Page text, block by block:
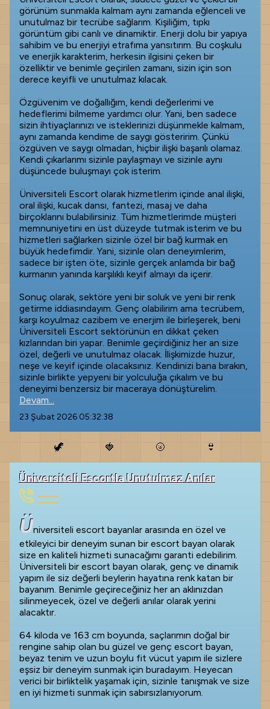
görünüm sunmakla kalmam aynı zamanda eğlenceli ve
unutulmaz bir tecrübe sağlarım. Kişiliğim, tıpkı
görüntüm gibi canlı ve dinamiktir. Enerji dolu bir yapıya
sahibim ve bu enerjiyi etrafıma yansıtırım. Bu coşkulu
ve enerjik karakterim, herkesin ilgisini çeken bir
özelliktir ve benimle geçirilen zamanı, sizin için son
derece keyifli ve unutulmaz kılacak.
Özgüvenim ve doğallığım, kendi değerlerimi ve
hedeflerimi bilmeme yardımcı olur. Yani, ben sadece
sizin ihtiyaçlarınızı ve isteklerinizi düşünmekle kalmam,
aynı zamanda kendime de saygı gösteririm. Çünkü
özgüven ve saygı olmadan, hiçbir ilişki başarılı olamaz.
Kendi çıkarlarımı sizinle paylaşmayı ve sizinle aynı
düşüncede buluşmayı çok isterim.
Üniversiteli Escort olarak hizmetlerim içinde anal ilişki,
oral ilişki, kucak dansı, fantezi, masaj ve daha
birçoklarını bulabilirsiniz. Tüm hizmetlerimde müşteri
memnuniyetini en üst düzeyde tutmak isterim ve bu
hizmetleri sağlarken sizinle özel bir bağ kurmak en
büyük hedefimdir. Yani, sizinle olan deneyimlerim,
sadece bir işten öte, sizinle gerçek anlamda bir bağ
kurmanın yanında karşılıklı keyif almayı da içerir.
Sonuç olarak, sektöre yeni bir soluk ve yeni bir renk
getirme iddiasındayım. Genç olabilirim ama tecrübem,
karşı koyulmaz cazibem ve enerjim ile birleşerek, beni
Üniversiteli Escort sektörünün en dikkat çeken
kızlarından biri yapar. Benimle geçirdiğiniz her an size
özel, değerli ve unutulmaz olacak. İlişkimizde huzur,
neşe ve keyif içinde olacaksınız. Kendinizi bana bırakın,
sizinle birlikte yepyeni bir yolculuğa çıkalım ve bu
deneyimi benzersiz bir maceraya dönüştürelim.
Devam...
23 Şubat 2026 05:32:38
🦖 🍓 🌝 👙
Üniversiteli Escortla Unutulmaz Anılar
----
Üniversiteli escort bayanlar arasında en özel ve
etkileyici bir deneyim sunan bir escort bayan olarak
size en kaliteli hizmeti sunacağımı garanti edebilirim.
Üniversiteli bir escort bayan olarak, genç ve dinamik
yapım ile siz değerli beylerin hayatına renk katan bir
bayanım. Benimle geçireceğiniz her an aklınızdan
silinmeyecek, özel ve değerli anılar olarak yerini
alacaktır.
64 kiloda ve 163 cm boyunda, saçlarımın doğal bir
rengine sahip olan bu güzel ve genç escort bayan,
beyaz tenim ve uzun boylu fit vücut yapım ile sizlere
eşsiz bir deneyim sunmak için buradayım. Heyecan
verici bir birliktelik yaşamak için, sizinle tanışmak ve size
en iyi hizmeti sunmak için sabırsızlanıyorum.